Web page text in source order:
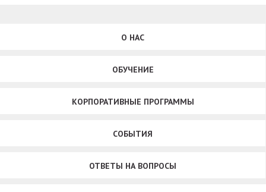
О НАС
ОБУЧЕНИЕ
КОРПОРАТИВНЫЕ ПРОГРАММЫ
СОБЫТИЯ
ОТВЕТЫ НА ВОПРОСЫ